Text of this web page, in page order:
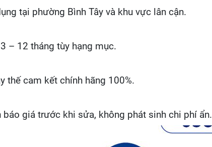
tại phường Bình Tây và khu vực lân cận.
– 12 tháng tùy hạng mục.
thế cam kết chính hãng 100%.
báo giá trước khi sửa, không phát sinh chi phí ẩn.